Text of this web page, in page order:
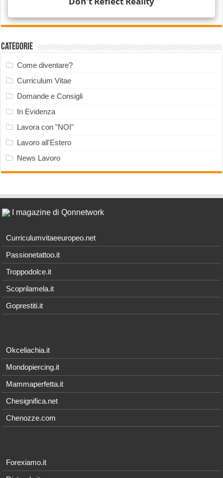
Categorie
Come diventare?
Curriculum Vitae
Domande e Consigli
In Evidenza
Lavora con "NOI"
Lavoro all'Estero
News Lavoro
I magazine di Qonnetwork
Curriculumvitaeeuropeo.net
Passionetattoo.it
Troppodolce.it
Scoprilamela.it
Goprestiti.it
Okceliachia.it
Mondopiercing.it
Mammaperfetta.it
Chesignifica.net
Chenozze.com
Forexiamo.it